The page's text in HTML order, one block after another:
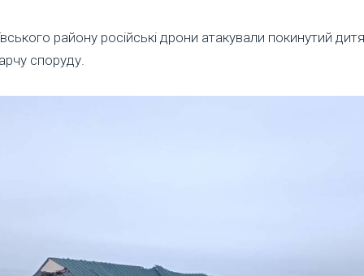
району російські дрони атакували покинутий
споруду.